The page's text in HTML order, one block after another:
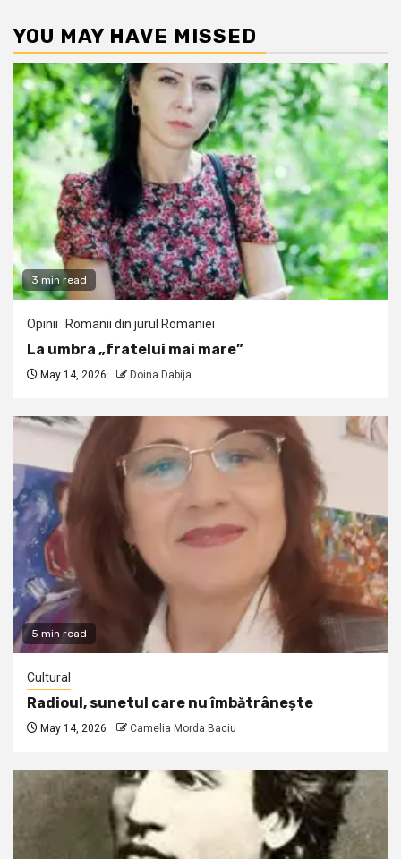
YOU MAY HAVE MISSED
3 min read
Opinii Romanii din jurul Romaniei
La umbra „fratelui mai mare”
May 14, 2026 Doina Dabija
5 min read
Cultural
Radioul, sunetul care nu îmbătrânește
May 14, 2026 Camelia Morda Baciu